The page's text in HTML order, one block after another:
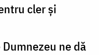
cler și
ne dă